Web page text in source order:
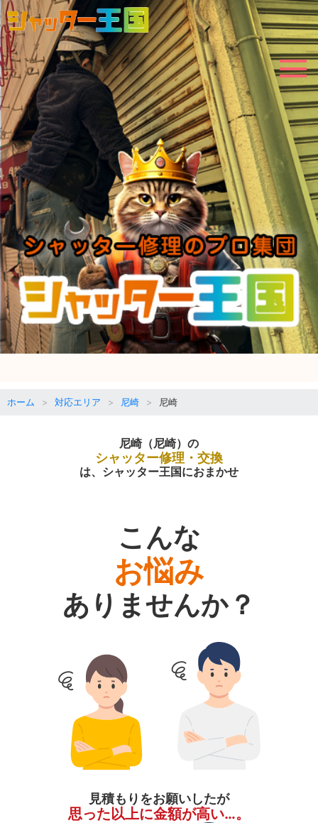
ホーム 対応エリア 尼崎 尼崎
尼崎（尼崎）の
シャッター修理・交換
は、シャッター王国におまかせ
こんな
お悩み
ありませんか？
見積もりをお願いしたが
思った以上に金額が高い…。